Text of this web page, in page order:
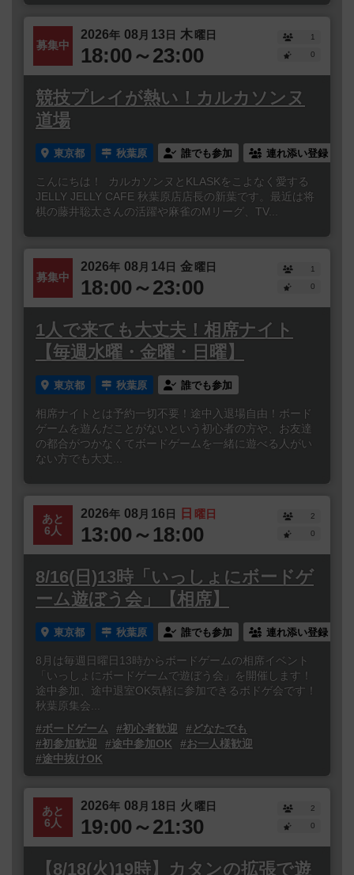
募集中
2026年 08 月 13日 木曜日
18:00～23:00
1
0
競技プレイが熱い！カルカソンヌ
道場
東京都 秋葉原 誰でも参加 連れ添い登録
こんにちは！ カルカソンヌとKLASKをこよなく愛する
JELLY JELLY CAFE 秋葉原店店長の新葉です。最近は将
棋の藤井聡太さんの活躍や麻雀のMリーグ、TV...
募集中
2026年 08 月 14日 金曜日
18:00～23:00
1
0
1人で来ても大丈夫！相席ナイト
【毎週水曜・金曜・日曜】
東京都 秋葉原 誰でも参加
相席ナイトとは予約一切不要！途中入退場自由！ボード
ゲームを遊んだことがないという初心者の方や、お友達
の都合がつかなくてボードゲームを一緒に遊べる人がい
ない方でも大丈...
あと
6人
2026年 08 月 16日 日 曜日
13:00～18:00
2
0
8/16(日)13時「いっしょにボードゲ
ーム遊ぼう会」【相席】
東京都 秋葉原 誰でも参加 連れ添い登録
8月は毎週日曜日13時からボードゲームの相席イベント
「いっしょにボードゲームで遊ぼう会」を開催します！
途中参加、途中退室OK気軽に参加できるボドゲ会です！
秋葉原集会...
#ボードゲーム
#初心者歓迎
#どなたでも
#初参加歓迎
#途中参加OK
#お一人様歓迎
#途中抜けOK
あと
6人
2026年 08 月 18日 火 曜日
19:00～21:30
2
0
【8/18(火)19時】カタンの拡張で遊